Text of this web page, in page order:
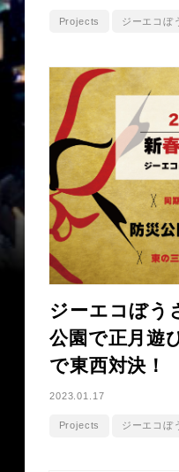
Projects ジーエコぼ
ジーエコぼう
公園で正月遊
で東西対決！
2023.01.17
Projects ジーエコぼ